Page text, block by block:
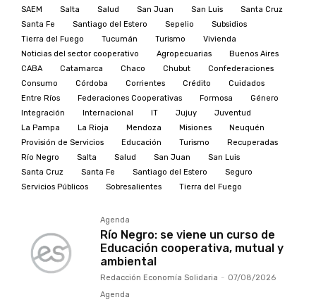
SAEM
Salta Salud San Juan San Luis
Santa Cruz
Santa Fe
Santiago del Estero Sepelio
Subsidios
Tierra del Fuego
Tucumán Turismo
Vivienda
Noticias del sector cooperativo
Agropecuarias
Buenos Aires
CABA
Catamarca Chaco Chubut
Confederaciones
Consumo
Córdoba Corrientes Crédito
Cuidados
Entre Ríos
Federaciones Cooperativas Formosa
Género
Integración
Internacional IT Jujuy
Juventud
La Pampa
La Rioja Mendoza Misiones
Neuquén
Provisión de Servicios
Educación Turismo
Recuperadas
Río Negro
Salta Salud San Juan
San Luis
Santa Cruz
Santa Fe Santiago del Estero
Seguro
Servicios Públicos
Sobresalientes Tierra del Fuego
Agenda
Río Negro: se viene un curso de
Educación cooperativa, mutual y
ambiental
Redacción Economía Solidaria - 07/08/2026
Agenda